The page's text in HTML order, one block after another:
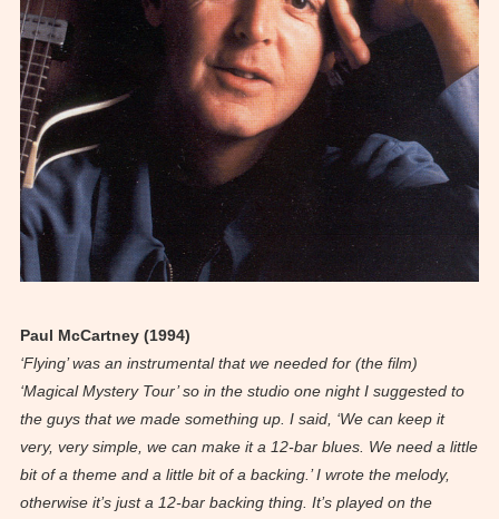
Paul McCartney (1994)
‘Flying’ was an instrumental that we needed for (the film)
‘Magical Mystery Tour’ so in the studio one night I suggested to
the guys that we made something up. I said, ‘We can keep it
very, very simple, we can make it a 12-bar blues. We need a little
bit of a theme and a little bit of a backing.’ I wrote the melody,
otherwise it’s just a 12-bar backing thing. It’s played on the